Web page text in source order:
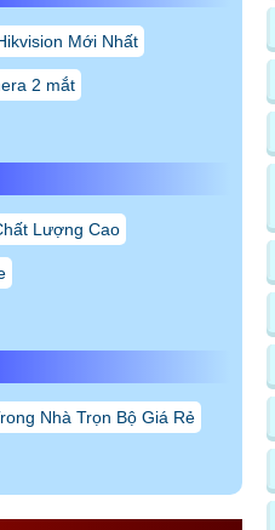
Mới Nhất
2 mắt
Lượng Cao
Nhà Trọn Bộ Giá Rẻ